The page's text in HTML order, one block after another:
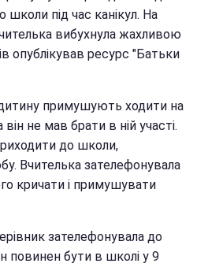
школи під час канікул. На
вибухнула жахливою
опублікував ресурс "Батьки
дитину примушують ходити на
не мав брати в ній участі.
до школи,
Вчителька зателефонувала
кричати і примушувати
зателефонувала до
повинен бути в школі у 9